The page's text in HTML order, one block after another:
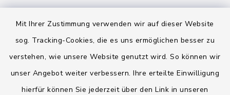
Mit Ihrer Zustimmung verwenden wir auf dieser Website
sog. Tracking-Cookies, die es uns ermöglichen besser zu
verstehen, wie unsere Website genutzt wird. So können wir
unser Angebot weiter verbessern. Ihre erteilte Einwilligung
hierfür können Sie jederzeit über den Link in unseren
Landesregierung Schleswig-Holstein
Kreis Rendsburg-Eckernförde
AktivRegion Mittelholstein